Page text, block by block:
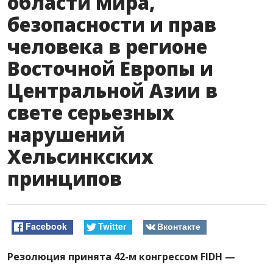
безопасности и прав
человека в регионе
Восточной Европы и
Центральной Азии в
свете серьезных
нарушений
Хельсинкских
принципов
Facebook Twitter Вконтакте
Резолюция принята 42-м конгрессом FIDH —